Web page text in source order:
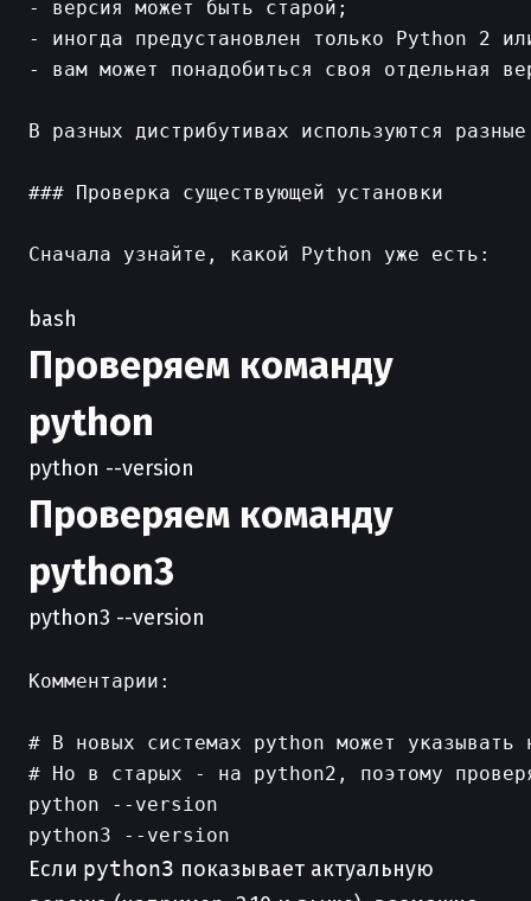
- версия может быть старой;
- иногда предустановлен только Python 2
- вам может понадобиться своя отдельная
В разных дистрибутивах используются
### Проверка существующей установки
Сначала узнайте, какой Python уже есть:
bash
Проверяем команду
python
python --version
Проверяем команду
python3
python3 --version
Комментарии:
# В новых системах python может указывать
# Но в старых - на python2, поэтому
python --version
Если python3 показывает актуальную